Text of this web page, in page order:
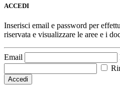
ACCEDI
Inserisci email e password per
riservata e visualizzare le aree e i
Email